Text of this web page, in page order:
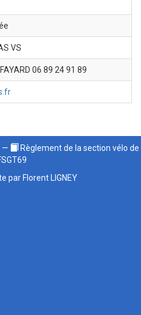
VS
06 89 24 91 89
—
Règlement de la section vélo de
par Florent LIGNEY